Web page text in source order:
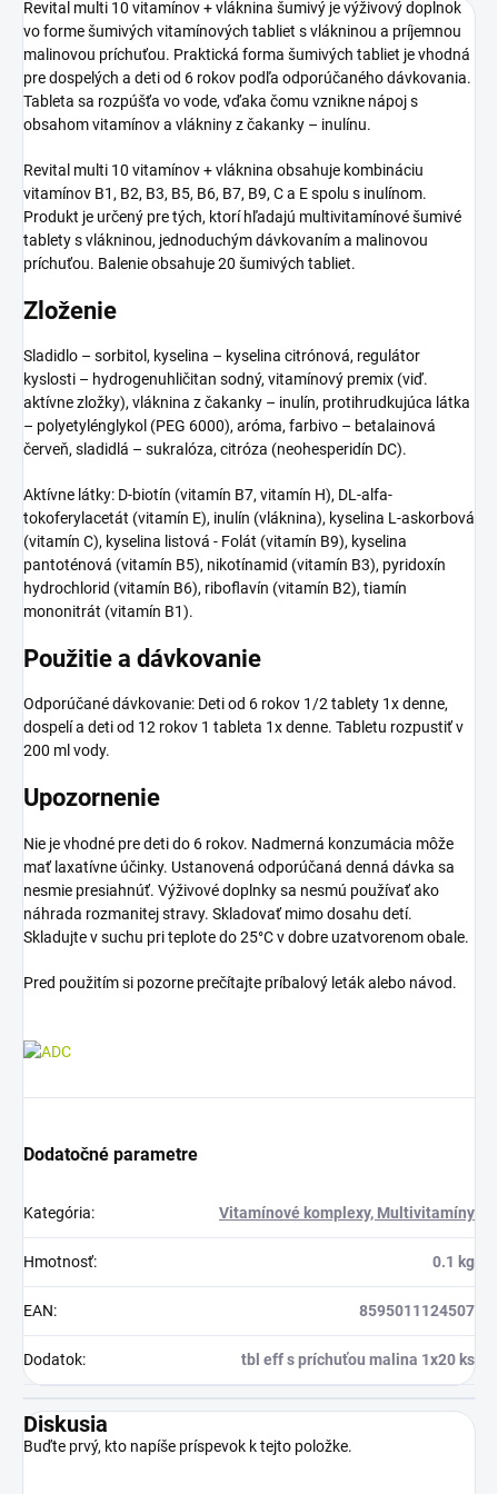
Revital multi 10 vitamínov + vláknina šumivý je výživový doplnok
vo forme šumivých vitamínových tabliet s vlákninou a príjemnou
malinovou príchuťou. Praktická forma šumivých tabliet je vhodná
pre dospelých a deti od 6 rokov podľa odporúčaného dávkovania.
Tableta sa rozpúšťa vo vode, vďaka čomu vznikne nápoj s
obsahom vitamínov a vlákniny z čakanky – inulínu.
Revital multi 10 vitamínov + vláknina obsahuje kombináciu
vitamínov B1, B2, B3, B5, B6, B7, B9, C a E spolu s inulínom.
Produkt je určený pre tých, ktorí hľadajú multivitamínové šumivé
tablety s vlákninou, jednoduchým dávkovaním a malinovou
príchuťou. Balenie obsahuje 20 šumivých tabliet.
Zloženie
Sladidlo – sorbitol, kyselina – kyselina citrónová, regulátor
kyslosti – hydrogenuhličitan sodný, vitamínový premix (viď.
aktívne zložky), vláknina z čakanky – inulín, protihrudkujúca látka
– polyetylénglykol (PEG 6000), aróma, farbivo – betalainová
červeň, sladidlá – sukralóza, citróza (neohesperidín DC).
Aktívne látky: D-biotín (vitamín B7, vitamín H), DL-alfa-
tokoferylacetát (vitamín E), inulín (vláknina), kyselina L-askorbová
(vitamín C), kyselina listová - Folát (vitamín B9), kyselina
pantoténová (vitamín B5), nikotínamid (vitamín B3), pyridoxín
hydrochlorid (vitamín B6), riboflavín (vitamín B2), tiamín
mononitrát (vitamín B1).
Použitie a dávkovanie
Odporúčané dávkovanie: Deti od 6 rokov 1/2 tablety 1x denne,
dospelí a deti od 12 rokov 1 tableta 1x denne. Tabletu rozpustiť v
200 ml vody.
Upozornenie
Nie je vhodné pre deti do 6 rokov. Nadmerná konzumácia môže
mať laxatívne účinky. Ustanovená odporúčaná denná dávka sa
nesmie presiahnúť. Výživové doplnky sa nesmú používať ako
náhrada rozmanitej stravy. Skladovať mimo dosahu detí.
Skladujte v suchu pri teplote do 25°C v dobre uzatvorenom obale.
Pred použitím si pozorne prečítajte príbalový leták alebo návod.
Dodatočné parametre
Kategória: Vitamínové komplexy, Multivitamíny
Hmotnosť: 0.1 kg
EAN: 8595011124507
Dodatok: tbl eff s príchuťou malina 1x20 ks
Diskusia
Buďte prvý, kto napíše príspevok k tejto položke.